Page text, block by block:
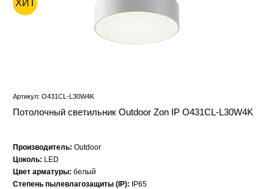
ХИТ
Артикул: O431CL-L30W4K
Потолочный светильник Outdoor Zon IP O431CL-L30W4K
Производитель: Outdoor
Цоколь: LED
Цвет арматуры: белый
Степень пылевлагозащиты (IP):
IP65